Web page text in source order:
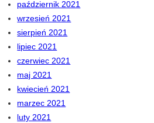
październik 2021
wrzesień 2021
sierpień 2021
lipiec 2021
czerwiec 2021
maj 2021
kwiecień 2021
marzec 2021
luty 2021